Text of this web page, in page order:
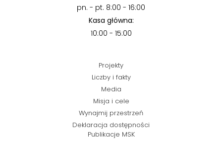
pn. - pt. 8:00 - 16:00
Kasa główna:
10:00 - 15:00
Projekty
Liczby i fakty
Media
Misja i cele
Wynajmij przestrzeń
Deklaracja dostępności
Publikacje MSK